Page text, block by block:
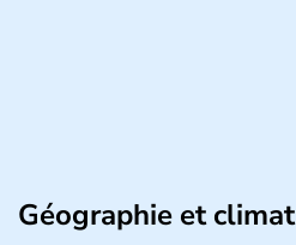
Géographie et climat